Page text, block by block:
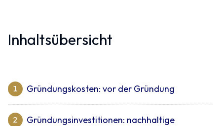
Inhaltsübersicht
1 Gründungskosten: vor der Gründung
2
Gründungsinvestitionen: nachhaltige